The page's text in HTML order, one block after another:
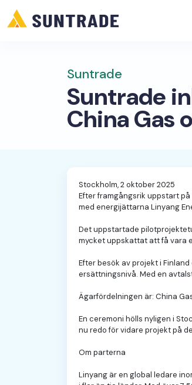
Suntrade
Suntrade
China Gas
Stockholm, 2 oktober 2025
Efter framgångsrik uppstart
med energijättarna Linyang
Det uppstartade
mycket uppskattat att få vara
Efter besök av projekt i
ersättningsnivå. Med en
Ägarfördelningen är: China
En ceremoni hölls nyligen i
nu redo för vidare projekt på
Om parterna
Linyang är en global ledare